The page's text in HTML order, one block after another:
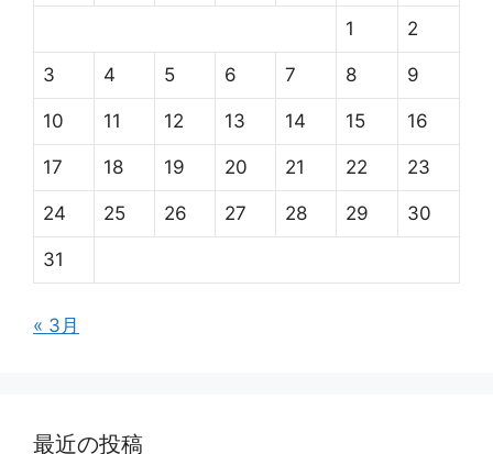
1 2
3 4 5 6 7 8 9
10 11 12 13 14 15 16
17 18 19 20 21 22 23
24 25 26 27 28 29 30
31
« 3月
最近の投稿